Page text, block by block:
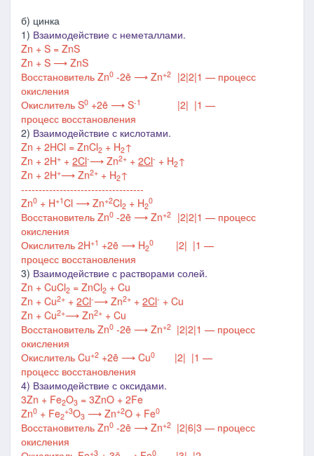
б) цинка
1) Взаимодействие с неметаллами.
Zn + S = ZnS
Zn + S ⟶ ZnS
Восстановитель Zn0 -2ē ⟶ Zn+2 |2|2|1 — процесс
окисления
Окислитель S0 +2ē ⟶ S-1 |2| |1 —
процесс восстановления
2) Взаимодействие с кислотами.
Zn + 2HCl = ZnCl2 + H2↑
Zn + 2H+ + 2Cl-⟶ Zn2+ + 2Cl- + H2↑
Zn + 2H+⟶ Zn2+ + H2↑
-----------------------------------
Zn0 + H+1Cl ⟶ Zn+2Cl2 + H2
0
Восстановитель Zn0 -2ē ⟶ Zn+2 |2|2|1 — процесс
окисления
Окислитель 2H+1 +2ē ⟶ H2
0 |2| |1 —
процесс восстановления
3) Взаимодействие с растворами солей.
Zn + CuCl2 = ZnCl2 + Cu
Zn + Cu2+ + 2Cl-⟶ Zn2+ + 2Cl- + Cu
Zn + Cu2+⟶ Zn2+ + Cu
Восстановитель Zn0 -2ē ⟶ Zn+2 |2|2|1 — процесс
окисления
Окислитель Cu+2 +2ē ⟶ Cu0 |2| |1 —
процесс восстановления
4) Взаимодействие с оксидами.
3Zn + Fe2O3 = 3ZnO + 2Fe
Zn0 + Fe2
+3O3 ⟶ Zn+2O + Fe0
Восстановитель Zn0 -2ē ⟶ Zn+2 |2|6|3 — процесс
окисления
+3 0